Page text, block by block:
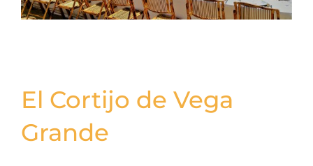
El Cortijo de Vega
Grande